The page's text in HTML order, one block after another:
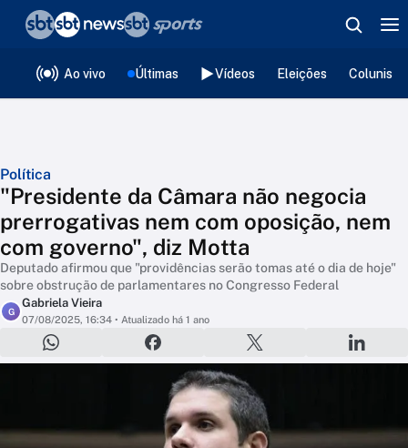
Ao vivo Últimas Vídeos Eleições
Política
"Presidente da Câmara não negocia
prerrogativas nem com oposição, nem
com governo", diz Motta
Deputado afirmou que "providências serão tomas até o dia de hoje"
sobre obstrução de parlamentares no Congresso Federal
G
Gabriela Vieira
07/08/2025, 16:34 • Atualizado há 1 ano
❮voltar
Editorias